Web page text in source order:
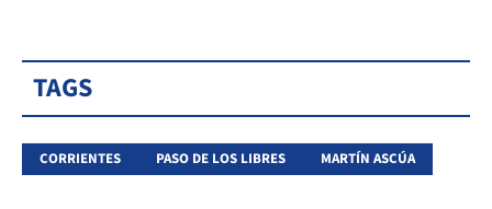
TAGS
CORRIENTES PASO DE LOS LIBRES MARTÍN ASCÚA